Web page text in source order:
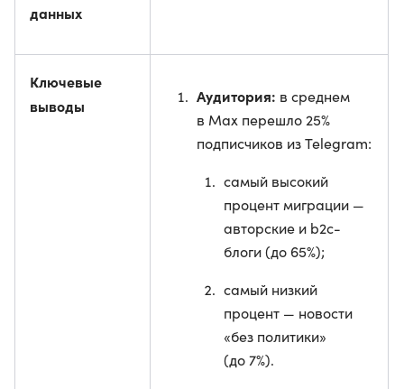
данных
Ключевые
выводы
Аудитория: в среднем
в Max перешло 25%
подписчиков из Telegram:
самый высокий
процент миграции —
авторские и b2c-
блоги (до 65%);
самый низкий
процент — новости
«без политики»
(до 7%).